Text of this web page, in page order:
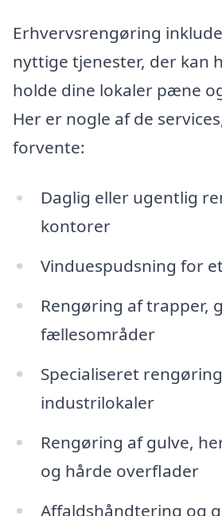
Erhvervsrengøring
nyttige tjenester, der kan
holde dine lokaler pæne
Her er nogle af de
forvente:
Daglig eller ugentlig
kontorer
Vinduespudsning for
Rengøring af trapper,
fællesområder
Specialiseret
industrilokaler
Rengøring af gulve,
og hårde overflader
Affaldshåndtering og